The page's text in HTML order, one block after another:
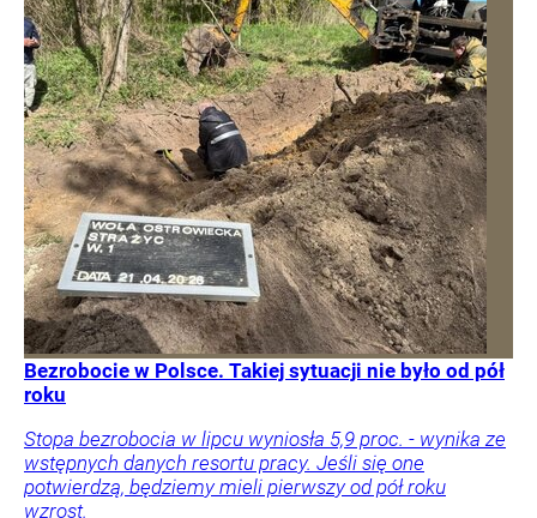
Bezrobocie w Polsce. Takiej sytuacji nie było od pół
roku
Stopa bezrobocia w lipcu wyniosła 5,9 proc. - wynika ze
wstępnych danych resortu pracy. Jeśli się one
potwierdzą, będziemy mieli pierwszy od pół roku
wzrost.